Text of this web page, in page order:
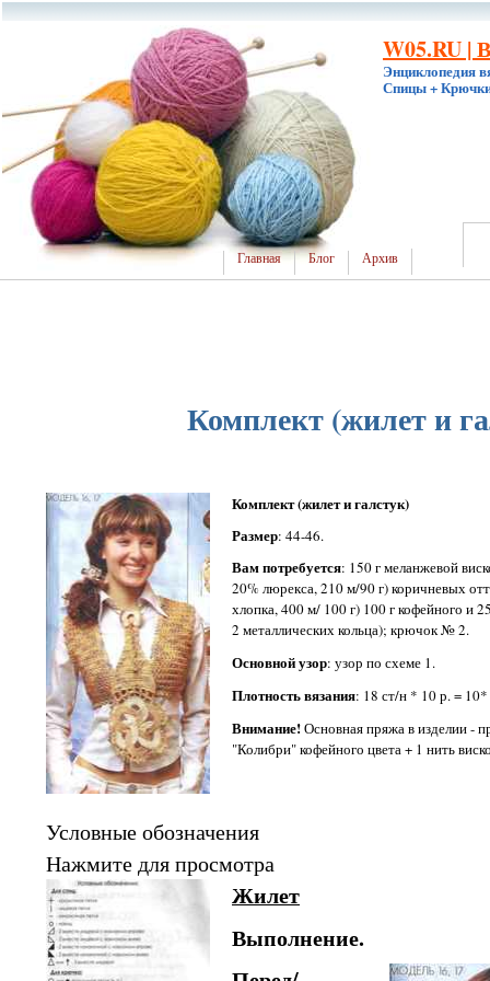
W05.RU |
Энциклопедия
Спицы +
Главная Блог Архив
Комплект (жилет и
Комплект (жилет и галстук)
Размер: 44-46.
Вам потребуется: 150 г меланжевой
20% люрекса, 210 м/90 г) коричневых
хлопка, 400 м/ 100 г) 100 г кофейного и
2 металлических кольца); крючок № 2.
Основной узор: узор по схеме 1.
Плотность вязания: 18 ст/н * 10 р. =
Внимание!Основная пряжа в изделии -
"Колибри" кофейного цвета + 1 нить
Условные обозначения
Нажмите для просмотра
Жилет
Выполнение.